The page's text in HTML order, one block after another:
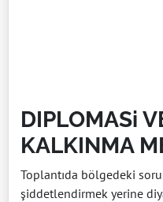
DIPLOMASi
KALKINMA
Toplantıda bölgedeki
şiddetlendirmek yerine